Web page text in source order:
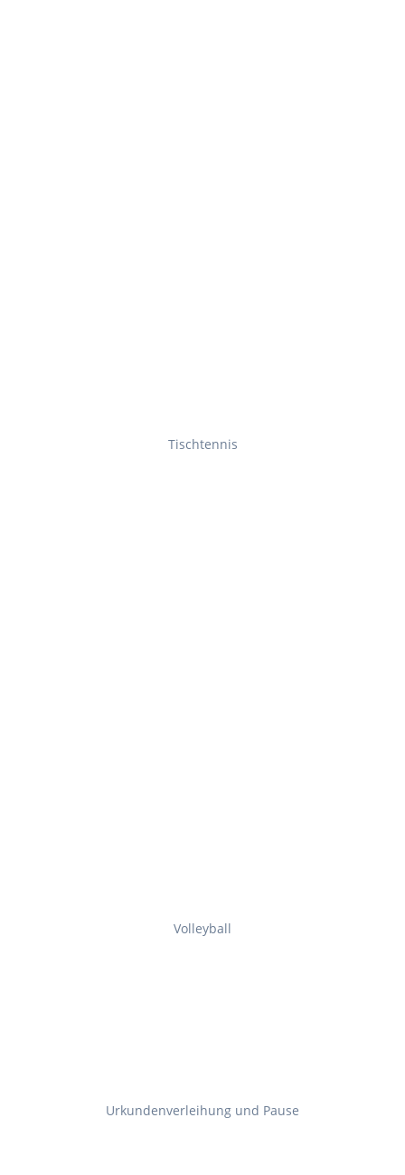
Tischtennis
Volleyball
Urkundenverleihung und Pause